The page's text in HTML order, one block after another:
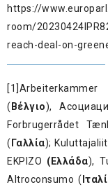
https://
room/
reach-deal-on-
[1]
( Bέλγιο),
Forbrugerrådet
( Γαλλία);
EKPIZO ( Ελλάδα),
Altroconsumo (